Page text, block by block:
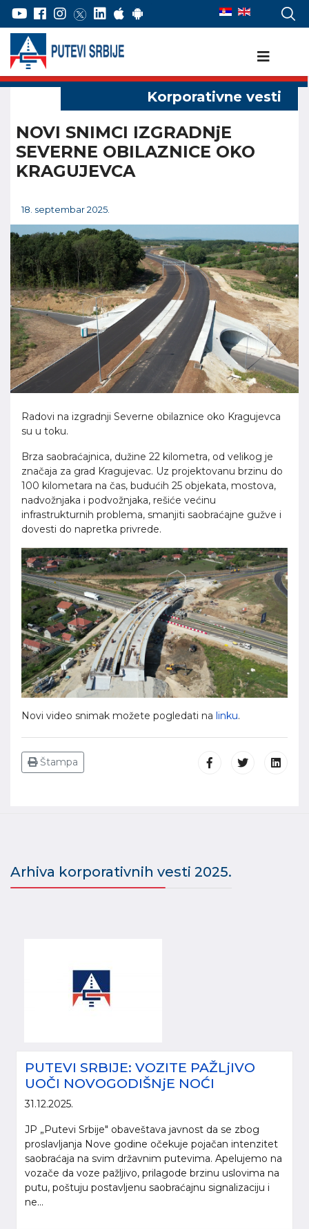
NOVI SNIMCI IZGRADNjE
SEVERNE OBILAZNICE OKO
KRAGUJEVCA
18. septembar 2025.
Radovi na izgradnji Severne obilaznice oko Kragujevca
su u toku.
Brza saobraćajnica, dužine 22 kilometra, od velikog je
značaja za grad Kragujevac. Uz projektovanu brzinu do
100 kilometara na čas, budućih 25 objekata, mostova,
nadvožnjaka i podvožnjaka, rešiće većinu
infrastrukturnih problema, smanjiti saobraćajne gužve i
dovesti do napretka privrede.
Novi video snimak možete pogledati na linku.
Štampa
Arhiva korporativnih vesti 2025.
PUTEVI SRBIJE: VOZITE PAŽLjIVO
UOČI NOVOGODIŠNjE NOĆI
31.12.2025.
JP „Putevi Srbije" obaveštava javnost da se zbog
proslavljanja Nove godine očekuje pojačan intenzitet
saobraćaja na svim državnim putevima. Apelujemo na
vozače da voze pažljivo, prilagode brzinu uslovima na
putu, poštuju postavljenu saobraćajnu signalizaciju i
ne...